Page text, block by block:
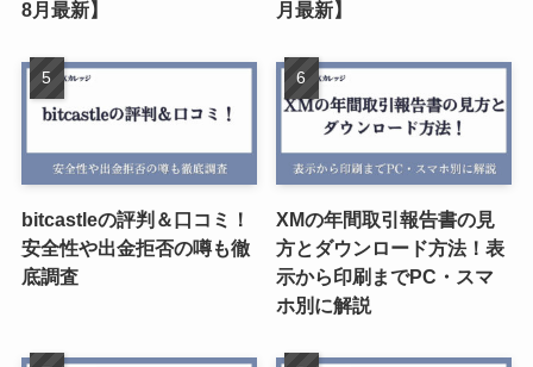
8月最新】 月最新】
bitcastleの評判＆口コミ！
安全性や出金拒否の噂も徹
底調査
XMの年間取引報告書の見
方とダウンロード方法！表
示から印刷までPC・スマ
ホ別に解説